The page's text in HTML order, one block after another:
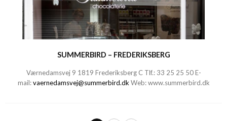
SUMMERBIRD – FREDERIKSBERG
Værnedamsvej 9 1819 Frederiksberg C Tlf.: 33 25 25 50E-
mail:vaernedamsvej@summerbird.dk Web:www.summerbird.dk